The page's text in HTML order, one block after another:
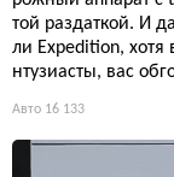
той раздаткой. И
ли Expedition, хотя
нтузиасты, вас
Авто 16 133